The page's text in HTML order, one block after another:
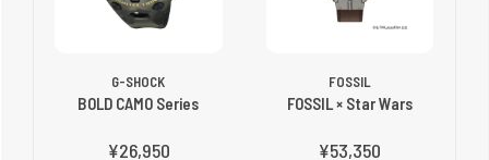
G-SHOCK
BOLD CAMO Series
¥26,950
FOSSIL
FOSSIL × Star Wars
¥53,350